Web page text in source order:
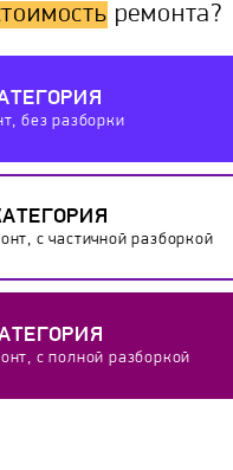
ремонта?
без разборки
с частичной разборкой
с полной разборкой